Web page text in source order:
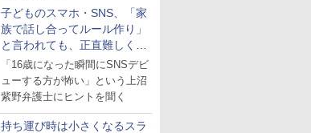
子どものスマホ・SNS、「家
族で話し合ってルール作り」
と言われても、正直難しくな
いですか？
「16歳になった瞬間にSNSデビ
ューする方が怖い」という上沼
紫野弁護士にヒントを聞く
持ち運び時は小さくなるスラ